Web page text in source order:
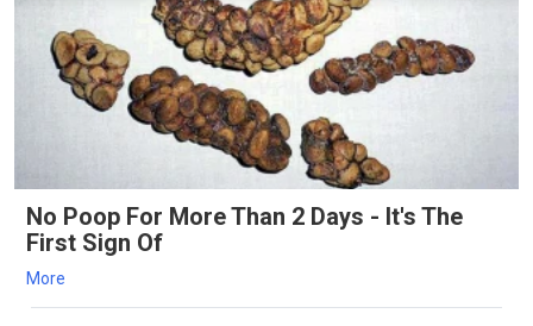
No Poop For More Than 2 Days - It's The
First Sign Of
More